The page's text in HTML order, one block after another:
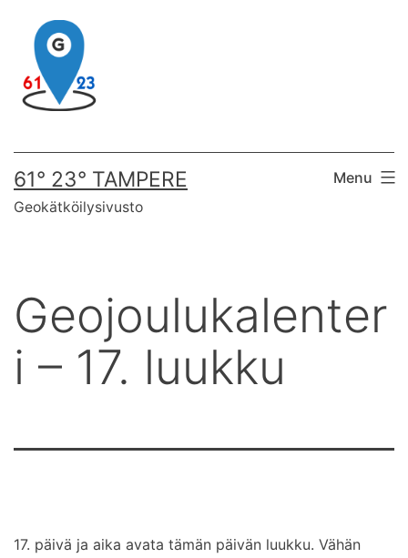
content
61° 23° TAMPERE
Geokätköilysivusto
Menu
Geojoulukalenter
i – 17. luukku
17. päivä ja aika avata tämän päivän luukku. Vähän